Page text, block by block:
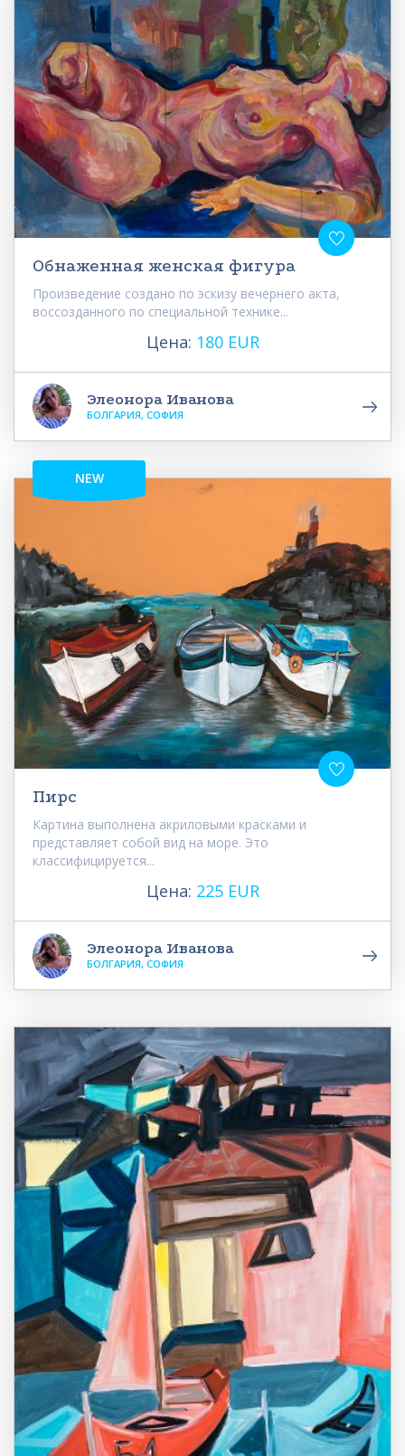
Обнаженная женская фигура
Произведение создано по эскизу вечернего акта,
воссозданного по специальной технике...
Цена: 180 EUR
Элеонора Иванова
БОЛГАРИЯ, СОФИЯ
NEW
Пирс
Картина выполнена акриловыми красками и
представляет собой вид на море. Это
классифицируется...
Цена: 225 EUR
Элеонора Иванова
БОЛГАРИЯ, СОФИЯ